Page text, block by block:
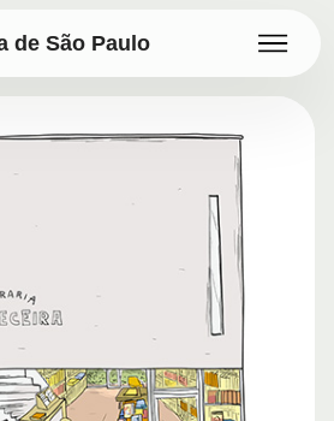
de São Paulo